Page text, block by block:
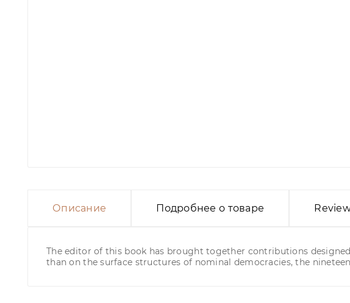
Описание Подробнее о товаре
The editor of this book has brought together contributions
than on the surface structures of nominal democracies, the